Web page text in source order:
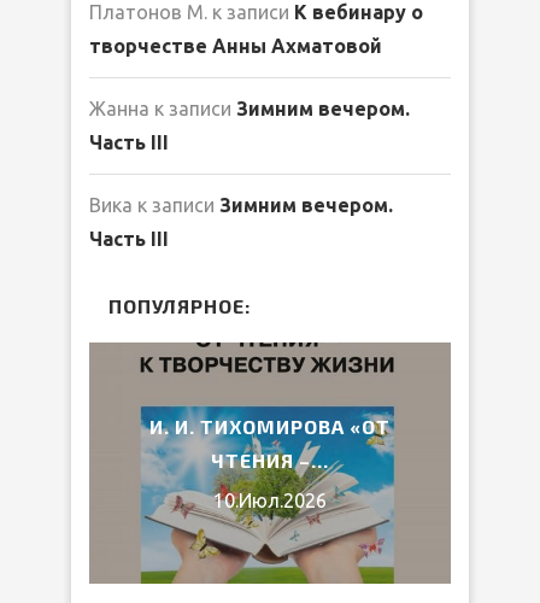
Платонов М. к записи К вебинару о
творчестве Анны Ахматовой
Жанна к записи Зимним вечером.
Часть III
Вика к записи Зимним вечером.
Часть III
ПОПУЛЯРНОЕ:
И. И. ТИХОМИРОВА «ОТ
ЧТЕНИЯ –...
10.Июл.2026